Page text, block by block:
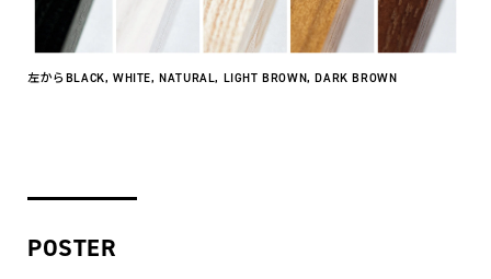
左からBLACK, WHITE, NATURAL, LIGHT BROWN, DARK BROWN
POSTER